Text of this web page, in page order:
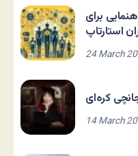
برای
استارتاپ
24 March
کره‌ای
14 March